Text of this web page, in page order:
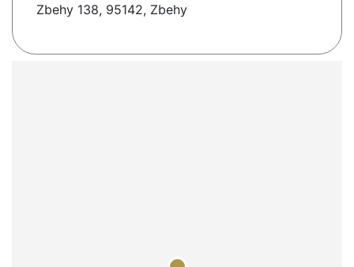
Zbehy 138, 95142, Zbehy